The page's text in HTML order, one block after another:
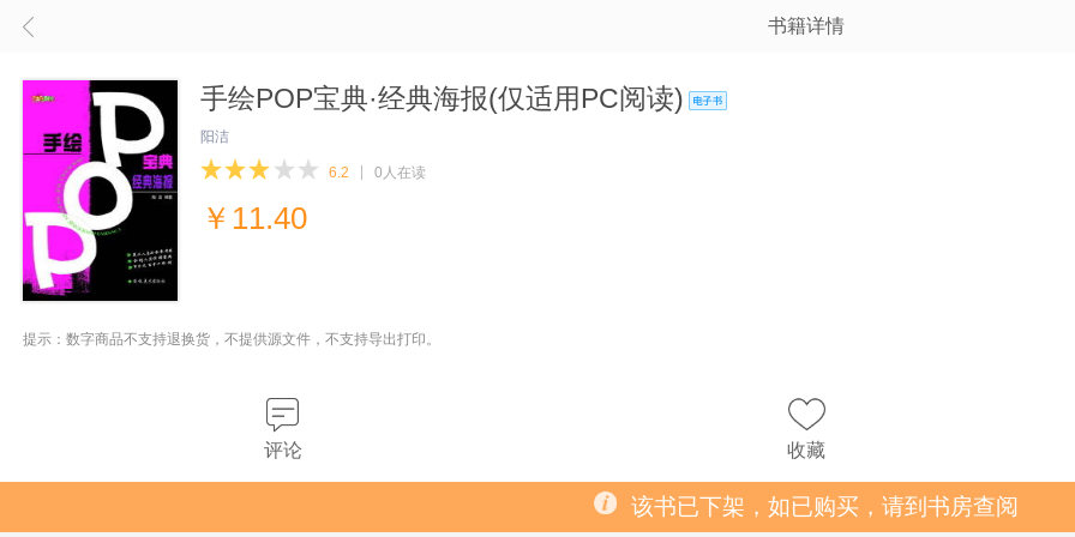
书籍详情
手绘POP宝典·经典海报(仅适用PC阅读)
阳洁
6.2 0人在读
￥ 11.40
提示：数字商品不支持退换货，不提供源文件，不支持导出打印。
评论 收藏
该书已下架，如已购买，请到书房查阅